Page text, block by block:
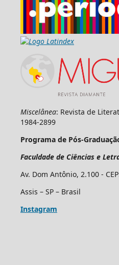
Miscelânea: Revista de
1984-2899
Programa de Pós-
Faculdade de Ciências e
Av. Dom Antônio, 2.100 -
Assis – SP – Brasil
Instagram